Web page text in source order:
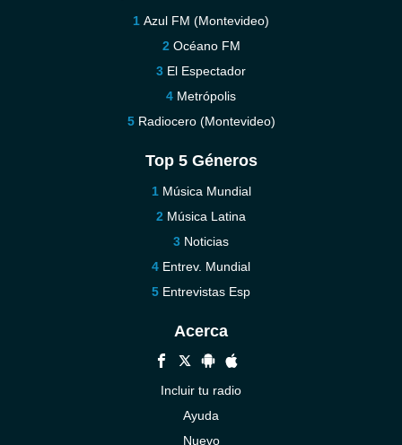
Azul FM (Montevideo)
Océano FM
El Espectador
Metrópolis
Radiocero (Montevideo)
Top 5 Géneros
Música Mundial
Música Latina
Noticias
Entrev. Mundial
Entrevistas Esp
Acerca
Incluir tu radio
Ayuda
Nuevo